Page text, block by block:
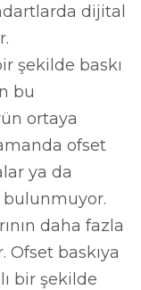
dijital
şekilde baskı
bu
ortaya
ofset
ya da
bulunmuyor.
daha fazla
baskıya
bir şekilde